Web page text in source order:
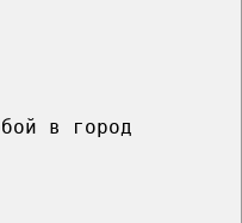
в город